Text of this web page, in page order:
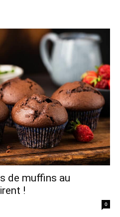
de muffins au
!
0